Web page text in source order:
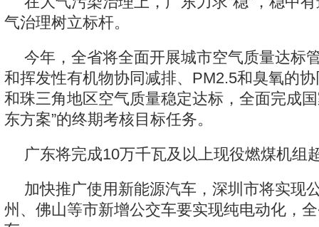
气治理树立标杆。
今年，全省将全面开展城市空气质量达标
和挥发性有机物协同减排、PM2.5和臭氧的
和珠三角地区空气质量稳定达标，全面完成国
东方案”的终期考核目标任务。
广东将完成10万千瓦及以上现役燃煤机组
加快推广使用新能源汽车，深圳市将实现
州、佛山等市新增公交车要实现纯电动化，